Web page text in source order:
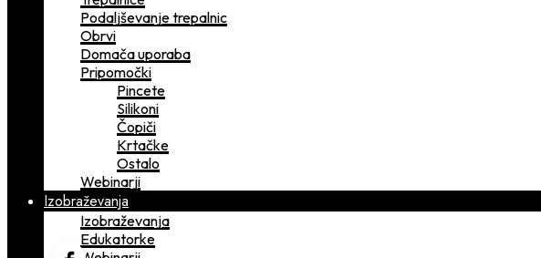
Podaljševanje trepalnic
Obrvi
Domača uporaba
Pripomočki
Pincete
Silikoni
Čopiči
Krtačke
Ostalo
Webinarji
Izobraževanja
Izobraževanja
Edukatorke